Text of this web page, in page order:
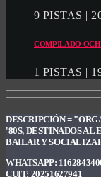
9 PISTAS |
COMPILADO
1 PISTAS |
DESCRIPCIÓN =
'80S, DESTINADOS
BAILAR Y
WHATSAPP:
CUIT: 20251627941